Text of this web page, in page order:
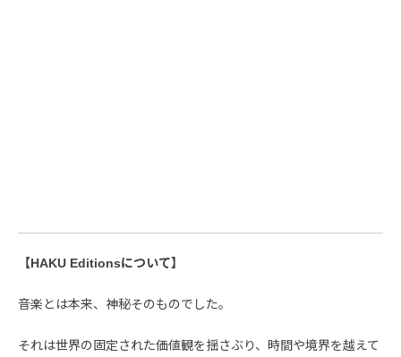
【HAKU Editionsについて】
音楽とは本来、神秘そのものでした。
それは世界の固定された価値観を揺さぶり、時間や境界を越えて